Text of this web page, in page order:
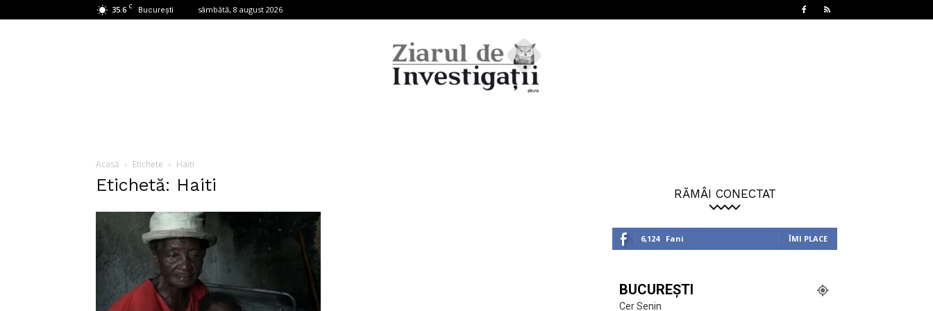
35.6 C București sâmbătă, 8 august 2026
Acasă Etichete Haiti
Etichetă: Haiti RĂMÂI CONECTAT
6,124 Fani ÎMI PLACE
BUCUREȘTI
Cer Senin